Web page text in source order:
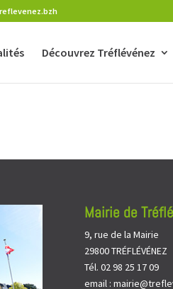
Découvrez Tréflévénez
Mairie de
9, rue de la Mairie
29800 TRÉFLÉVÉNEZ
Tél. 02 98 25 17 09
email :